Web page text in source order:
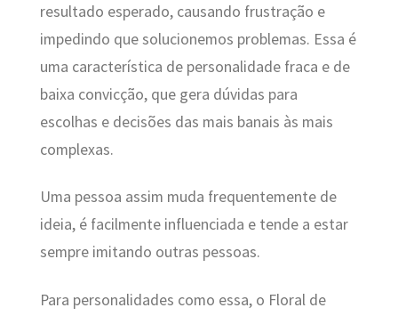
resultado esperado, causando frustração e
impedindo que solucionemos problemas. Essa é
uma característica de personalidade fraca e de
baixa convicção, que gera dúvidas para
escolhas e decisões das mais banais às mais
complexas.
Uma pessoa assim muda frequentemente de
ideia, é facilmente influenciada e tende a estar
sempre imitando outras pessoas.
Para personalidades como essa, o Floral de